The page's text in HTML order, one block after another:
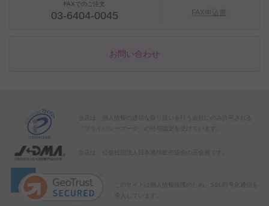
FAXでのご注文
03-6404-0045 FAX申込書
お問い合わせ
当店は、個人情報の適切な取り扱いを行う会社にのみ許可される
「プライバシーマーク」の付与認定を受けています。
当店は、公益社団法人日本通信販売協会の正会員です。
このサイトは個人情報保護のため、SSL暗号化通信を
導入しています。